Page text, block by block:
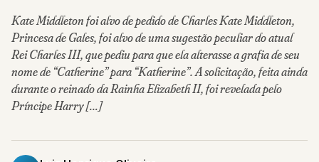
Kate Middleton foi alvo de pedido de Charles Kate Middleton,
Princesa de Gales, foi alvo de uma sugestão peculiar do atual
Rei Charles III, que pediu para que ela alterasse a grafia de seu
nome de “Catherine” para “Katherine”. A solicitação, feita ainda
durante o reinado da Rainha Elizabeth II, foi revelada pelo
Príncipe Harry […]